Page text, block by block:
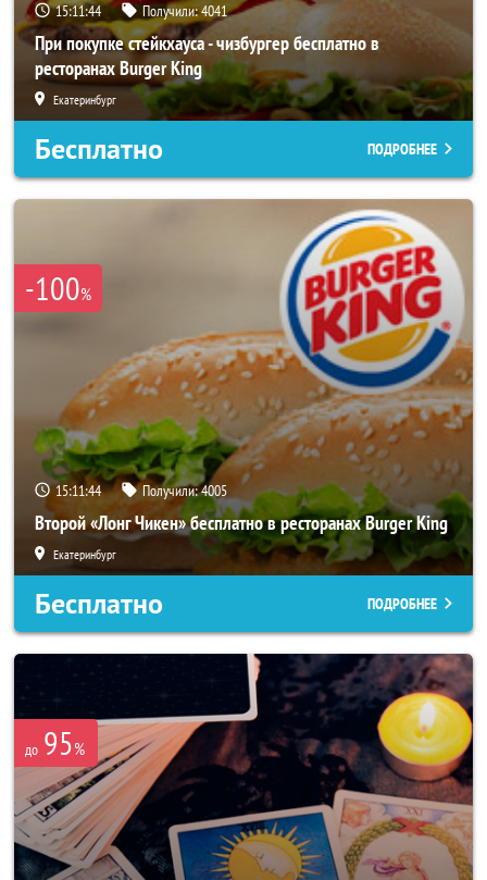
15:11:40 Получили:4041
При покупке стейкхауса - чизбургер бесплатно в
ресторанах Burger King
Екатеринбург
Бесплатно ПОДРОБНЕЕ
-100%
15:11:40 Получили:4005
Второй «Лонг Чикен» бесплатно в ресторанах Burger King
Екатеринбург
Бесплатно ПОДРОБНЕЕ
до 95%